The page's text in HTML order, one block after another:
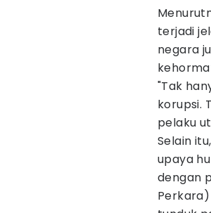
terjadi
negara
"Tak
korupsi.
pelaku
Selain
upaya
dengan